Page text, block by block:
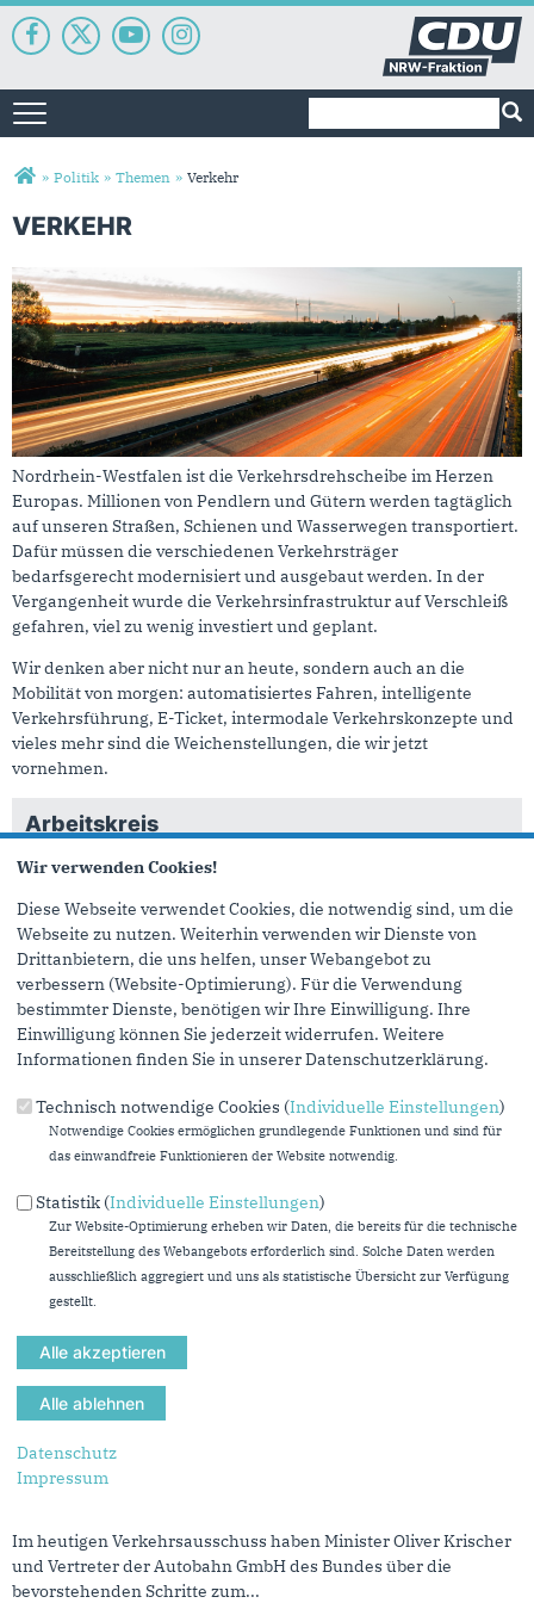
Toggle navigation
Sie sind hier
» Politik » Themen » Verkehr
VERKEHR
Verkehr
Nordrhein-Westfalen ist die Verkehrsdrehscheibe im Herzen
Europas. Millionen von Pendlern und Gütern werden tagtäglich
auf unseren Straßen, Schienen und Wasserwegen transportiert.
Dafür müssen die verschiedenen Verkehrsträger
bedarfsgerecht modernisiert und ausgebaut werden. In der
Vergangenheit wurde die Verkehrsinfrastruktur auf Verschleiß
gefahren, viel zu wenig investiert und geplant.
Wir denken aber nicht nur an heute, sondern auch an die
Mobilität von morgen: automatisiertes Fahren, intelligente
Verkehrsführung, E-Ticket, intermodale Verkehrskonzepte und
vieles mehr sind die Weichenstellungen, die wir jetzt
vornehmen.
Arbeitskreis
A 11 Verkehr
Daniel Scheen-Pauls zu „Die schwarz-grüne Landesregierung
muss digitale KFZ-Zulassungen endlich flächendeckend in
Nordrhein-Westfalen ermöglichen“
23.11.2022
Sehr geehrte Frau Präsidentin / sehr geehrter Herr Präsident,
liebe Kolleginnen und Kollegen,
mehr lesen
03.11.2022
OLIVER KRAUSS (CDU) UND INA BESCHE-KRASTL (GRÜNE) ZUR I
NITIATIVE FÜR EINEN VERLÄSSLICHEN S
CHIENENPERSONENNAHVERKEHR IN NRW
Die schwarz-grüne Zukunftskoalition hat am heutigen
Donnerstag einen Antrag im Landtag eingebracht mit dem Ziel,
den Schienenpersonennahverkehr (...
mehr lesen
SPD stellt Parteipolitik über Sorgen der Menschen
27.10.2022
Im heutigen Verkehrsausschuss haben Minister Oliver Krischer
und Vertreter der Autobahn GmbH des Bundes über die
bevorstehenden Schritte zum...
Wir verwenden Cookies!
Diese Webseite verwendet Cookies, die notwendig sind, um die
Webseite zu nutzen. Weiterhin verwenden wir Dienste von
Drittanbietern, die uns helfen, unser Webangebot zu
verbessern (Website-Optimierung). Für die Verwendung
bestimmter Dienste, benötigen wir Ihre Einwilligung. Ihre
Einwilligung können Sie jederzeit widerrufen. Weitere
Informationen finden Sie in unserer Datenschutzerklärung.
Technisch notwendige Cookies (Individuelle Einstellungen)
Notwendige Cookies ermöglichen grundlegende Funktionen und sind für
das einwandfreie Funktionieren der Website notwendig.
Statistik (Individuelle Einstellungen)
Zur Website-Optimierung erheben wir Daten, die bereits für die technische
Bereitstellung des Webangebots erforderlich sind. Solche Daten werden
ausschließlich aggregiert und uns als statistische Übersicht zur Verfügung
gestellt.
Datenschutz
Impressum